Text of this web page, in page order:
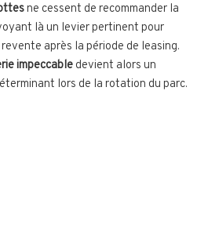
ne cessent de recommander la
là un levier pertinent pour
après la période de leasing.
impeccable devient alors un
lors de la rotation du parc.